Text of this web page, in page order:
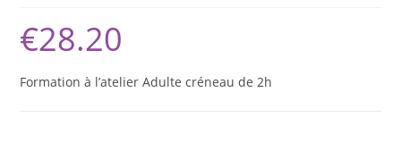
€28.20
Formation à l’atelier Adulte créneau de 2h